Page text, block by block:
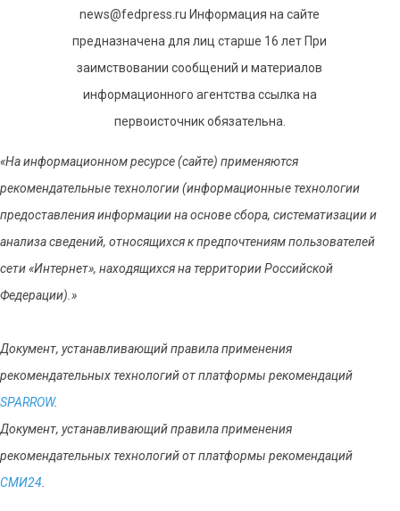
news@fedpress.ru Информация на сайте
предназначена для лиц старше 16 лет При
заимствовании сообщений и материалов
информационного агентства ссылка на
первоисточник обязательна.
«На информационном ресурсе (сайте) применяются
рекомендательные технологии (информационные технологии
предоставления информации на основе сбора, систематизации и
анализа сведений, относящихся к предпочтениям пользователей
сети «Интернет», находящихся на территории Российской
Федерации).»
Документ, устанавливающий правила применения
рекомендательных технологий от платформы рекомендаций
SPARROW.
Документ, устанавливающий правила применения
рекомендательных технологий от платформы рекомендаций
СМИ24.